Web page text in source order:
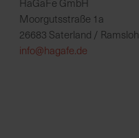
HaGaFe GmbH
Moorgutsstraße 1a
26683 Saterland / Ramsloh
info@hagafe.de